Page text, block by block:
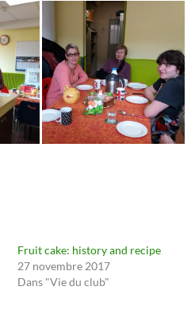
Fruit cake: history and recipe
27 novembre 2017
Dans "Vie du club"